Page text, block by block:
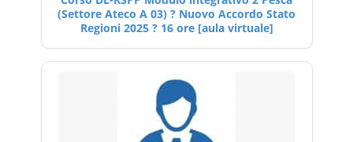
(Settore Ateco A 03) ? Nuovo Accordo Stato
Regioni 2025 ? 16 ore [aula virtuale]